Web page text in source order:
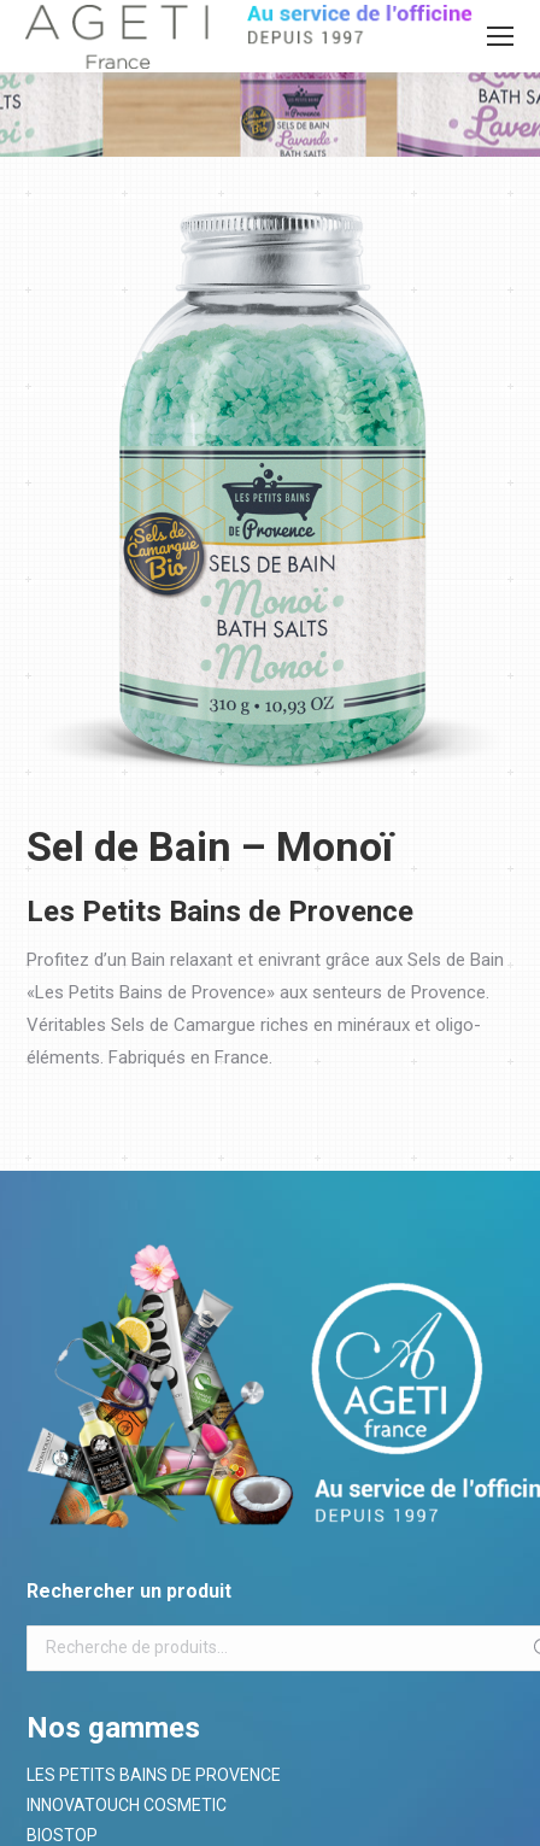
Sel de Bain – Monoï
Les Petits Bains de Provence
Profitez d’un Bain relaxant et enivrant grâce aux Sels de Bain
«Les Petits Bains de Provence» aux senteurs de Provence.
Véritables Sels de Camargue riches en minéraux et oligo-
éléments. Fabriqués en France.
Rechercher un produit
Nos gammes
LES PETITS BAINS DE PROVENCE
INNOVATOUCH COSMETIC
BIOSTOP